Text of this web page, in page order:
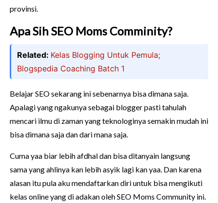
provinsi.
Apa Sih SEO Moms Comminity?
Related: Kelas Blogging Untuk Pemula;
Blogspedia Coaching Batch 1
Belajar SEO sekarang ini sebenarnya bisa dimana saja.
Apalagi yang ngakunya sebagai blogger pasti tahulah
mencari ilmu di zaman yang teknologinya semakin mudah ini
bisa dimana saja dan dari mana saja.
Cuma yaa biar lebih afdhal dan bisa ditanyain langsung
sama yang ahlinya kan lebih asyik lagi kan yaa. Dan karena
alasan itu pula aku mendaftarkan diri untuk bisa mengikuti
kelas online yang di adakan oleh SEO Moms Community ini.